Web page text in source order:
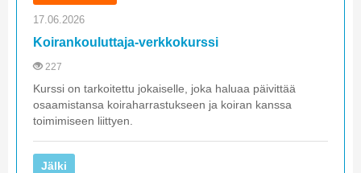
17.06.2026
Koirankouluttaja-verkkokurssi
227
Kurssi on tarkoitettu jokaiselle, joka haluaa päivittää
osaamistansa koiraharrastukseen ja koiran kanssa
toimimiseen liittyen.
Jälki